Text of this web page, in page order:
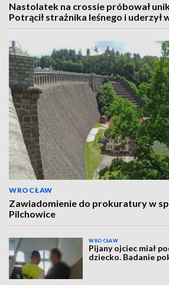
Nastolatek na crossie próbował
Potrącił strażnika leśnego i uderzył
WROCŁAW
Zawiadomienie do prokuratury w
Pilchowice
WROCŁAW
Pijany ojciec miał
dziecko. Badanie